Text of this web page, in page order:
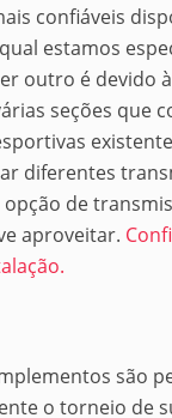
confiáveis
estamos
outro é devido
seções que
diferentes
de
aproveitar.
são
o torneio de